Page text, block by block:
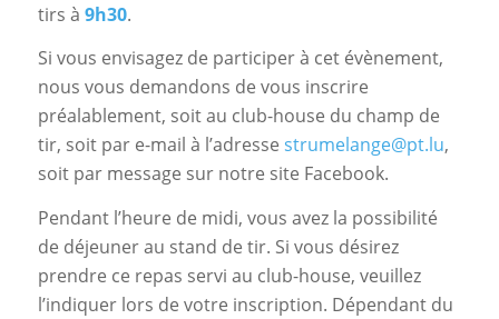
tirs à 9h30.
Si vous envisagez de participer à cet évènement,
nous vous demandons de vous inscrire
préalablement, soit au club-house du champ de
tir, soit par e-mail à l’adresse strumelange@pt.lu,
soit par message sur notre site Facebook.
Pendant l’heure de midi, vous avez la possibilité
de déjeuner au stand de tir. Si vous désirez
prendre ce repas servi au club-house, veuillez
l’indiquer lors de votre inscription. Dépendant du